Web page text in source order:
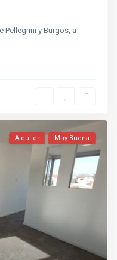
Pellegrini y Burgos, a
Alquiler Muy Buena